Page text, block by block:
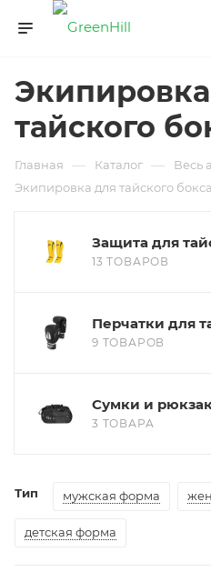
тайского
Главная — Каталог — Весь
Экипировка для тайского бокса
Защита для
13 ТОВАРОВ
Перчатки для
9 ТОВАРОВ
Сумки и
3 ТОВАРА
Тип мужская форма
детская форма